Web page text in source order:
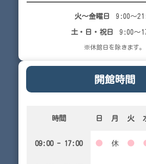
火～金曜日 9:00～
土・日・祝日 9:00～
※休館日を除きます。
開館時間
時間 日 月 火
09:00 - 17:00 ● 休 ●